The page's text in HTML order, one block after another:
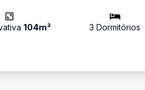
104m² 3 Dormitórios